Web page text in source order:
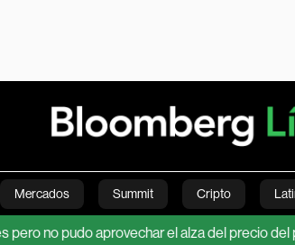
Mercados Summit Cripto
Economía Estilo de vida
pudo aprovechar el alza del precio del